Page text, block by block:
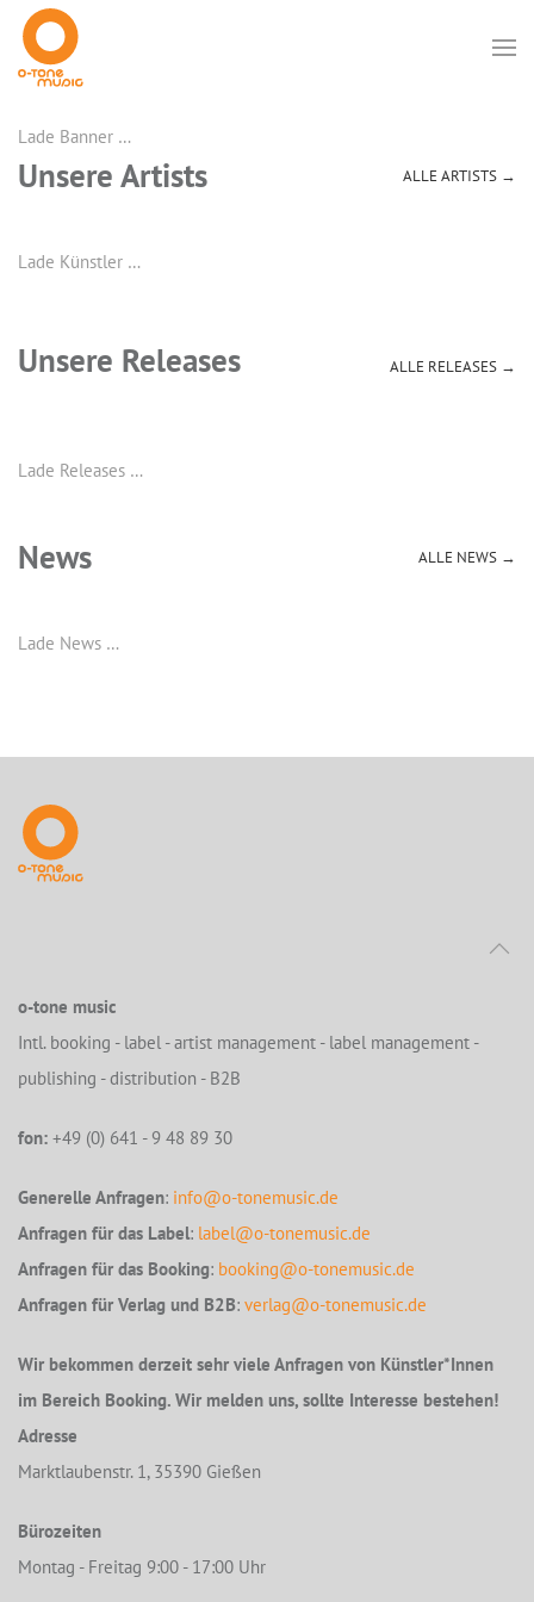
Lade Banner …
Unsere Artists ALLE ARTISTS →
Lade Künstler …
Unsere Releases ALLE RELEASES →
Lade Releases …
News ALLE NEWS →
Lade News …
o-tone music
Intl. booking - label - artist management - label management -
publishing - distribution - B2B
fon: +49 (0) 641 - 9 48 89 30
Generelle Anfragen: info@o-tonemusic.de
Anfragen für das Label: label@o-tonemusic.de
Anfragen für das Booking: booking@o-tonemusic.de
Anfragen für Verlag und B2B: verlag@o-tonemusic.de
Wir bekommen derzeit sehr viele Anfragen von Künstler*Innen
im Bereich Booking. Wir melden uns, sollte Interesse bestehen!
Adresse
Marktlaubenstr. 1, 35390 Gießen
Bürozeiten
Montag - Freitag 9:00 - 17:00 Uhr